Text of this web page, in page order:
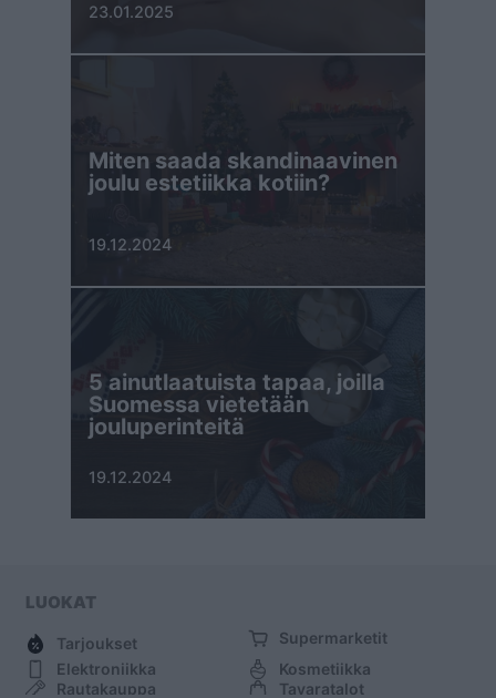
23.01.2025
Miten saada skandinaavinen
joulu estetiikka kotiin?
19.12.2024
5 ainutlaatuista tapaa, joilla
Suomessa vietetään
jouluperinteitä
19.12.2024
LUOKAT
Tarjoukset
Supermarketit
Elektroniikka
Kosmetiikka
Rautakauppa
Tavaratalot